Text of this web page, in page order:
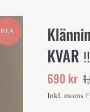
REA
KVAR ‼️
Reapris
690 kr
Inkl. moms